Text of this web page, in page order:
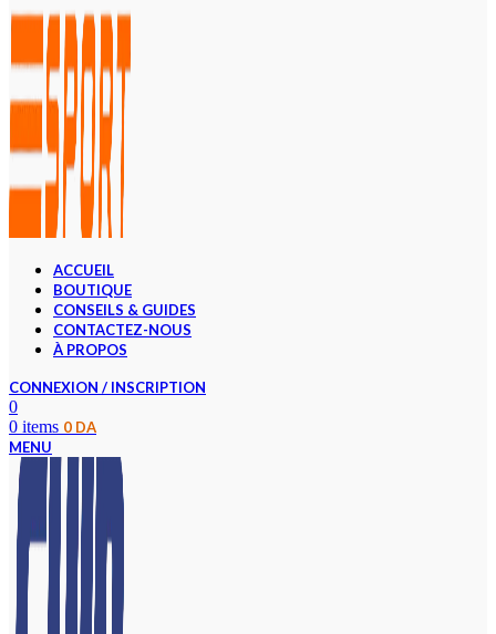
ACCUEIL
BOUTIQUE
CONSEILS & GUIDES
CONTACTEZ-NOUS
À PROPOS
CONNEXION / INSCRIPTION
0
0 items 0 DA
MENU